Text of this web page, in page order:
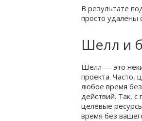
В результате
просто удалены
Шелл и
Шелл — это
проекта. Часто,
любое время
действий. Так,
целевые
время без